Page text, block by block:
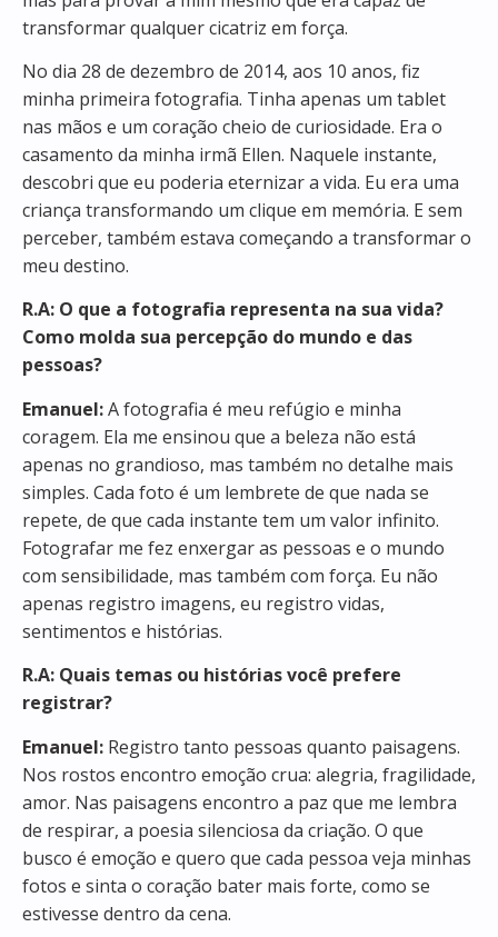
transformar qualquer cicatriz em força.
No dia 28 de dezembro de 2014, aos 10 anos, fiz
minha primeira fotografia. Tinha apenas um tablet
nas mãos e um coração cheio de curiosidade. Era o
casamento da minha irmã Ellen. Naquele instante,
descobri que eu poderia eternizar a vida. Eu era uma
criança transformando um clique em memória. E sem
perceber, também estava começando a transformar o
meu destino.
R.A: O que a fotografia representa na sua vida?
Como molda sua percepção do mundo e das
pessoas?
Emanuel:A fotografia é meu refúgio e minha
coragem. Ela me ensinou que a beleza não está
apenas no grandioso, mas também no detalhe mais
simples. Cada foto é um lembrete de que nada se
repete, de que cada instante tem um valor infinito.
Fotografar me fez enxergar as pessoas e o mundo
com sensibilidade, mas também com força. Eu não
apenas registro imagens, eu registro vidas,
sentimentos e histórias.
R.A: Quais temas ou histórias você prefere
registrar?
Emanuel: Registro tanto pessoas quanto paisagens.
Nos rostos encontro emoção crua: alegria, fragilidade,
amor. Nas paisagens encontro a paz que me lembra
de respirar, a poesia silenciosa da criação. O que
busco é emoção e quero que cada pessoa veja minhas
fotos e sinta o coração bater mais forte, como se
estivesse dentro da cena.